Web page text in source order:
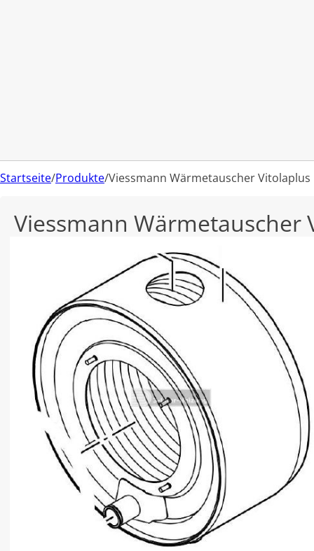
Startseite/Produkte/Viessmann Wärmetauscher Vitolaplus
Viessmann Wärmetauscher